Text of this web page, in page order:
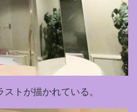
トが描かれている。